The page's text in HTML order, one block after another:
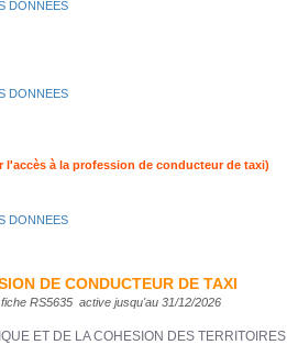
DONNEES
DONNEES
l'accès à la profession de conducteur de taxi)
DONNEES
DE CONDUCTEUR DE TAXI
RS5635 active jusqu'au 31/12/2026
ET DE LA COHESION DES TERRITOIRES